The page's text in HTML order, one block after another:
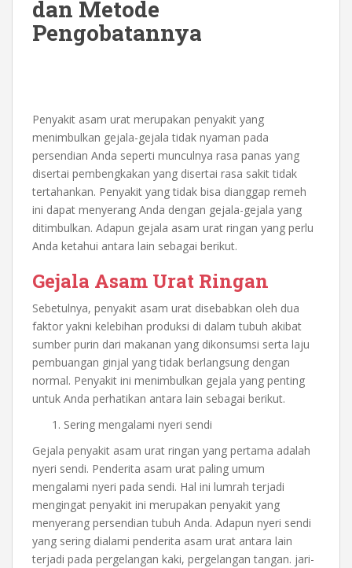
dan Metode
Pengobatannya
Penyakit asam urat merupakan penyakit yang
menimbulkan gejala-gejala tidak nyaman pada
persendian Anda seperti munculnya rasa panas yang
disertai pembengkakan yang disertai rasa sakit tidak
tertahankan. Penyakit yang tidak bisa dianggap remeh
ini dapat menyerang Anda dengan gejala-gejala yang
ditimbulkan. Adapun gejala asam urat ringan yang perlu
Anda ketahui antara lain sebagai berikut.
Gejala Asam Urat Ringan
Sebetulnya, penyakit asam urat disebabkan oleh dua
faktor yakni kelebihan produksi di dalam tubuh akibat
sumber purin dari makanan yang dikonsumsi serta laju
pembuangan ginjal yang tidak berlangsung dengan
normal. Penyakit ini menimbulkan gejala yang penting
untuk Anda perhatikan antara lain sebagai berikut.
Sering mengalami nyeri sendi
Gejala penyakit asam urat ringan yang pertama adalah
nyeri sendi. Penderita asam urat paling umum
mengalami nyeri pada sendi. Hal ini lumrah terjadi
mengingat penyakit ini merupakan penyakit yang
menyerang persendian tubuh Anda. Adapun nyeri sendi
yang sering dialami penderita asam urat antara lain
terjadi pada pergelangan kaki, pergelangan tangan. jari-